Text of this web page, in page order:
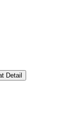
Detail